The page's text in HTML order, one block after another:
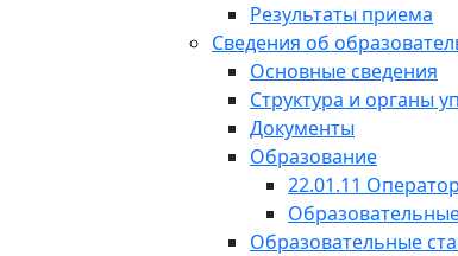
Результаты приема
Сведения об
Основные сведения
Структура и органы
Документы
Образование
22.01.11
Образовательные